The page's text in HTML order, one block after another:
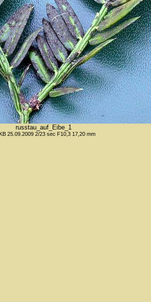
russtau_auf_Eibe_1
25.09.2009 2/23 sec F10,3 17,20 mm